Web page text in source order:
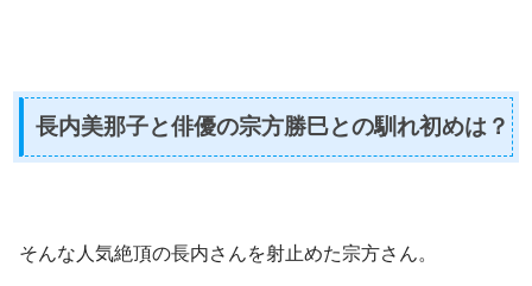
長内美那子と俳優の宗方勝巳との馴れ初めは？
そんな人気絶頂の長内さんを射止めた宗方さん。